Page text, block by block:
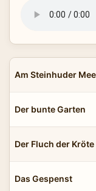
Am Steinhuder
Der bunte Garten
Der Fluch der Kröte
Das Gespenst